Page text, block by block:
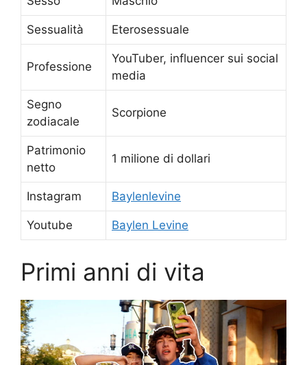
Sessualità Eterosessuale
Professione
YouTuber, influencer sui social
media
Segno
zodiacale
Scorpione
Patrimonio
netto
1 milione di dollari
Instagram Baylenlevine
Youtube Baylen Levine
Primi anni di vita